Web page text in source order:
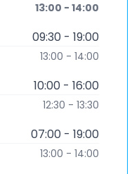
13:00 - 14:00
09:30 - 19:00
13:00 - 14:00
10:00 - 16:00
12:30 - 13:30
07:00 - 19:00
13:00 - 14:00